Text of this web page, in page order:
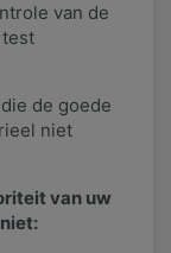
van de
de goede
niet
van uw